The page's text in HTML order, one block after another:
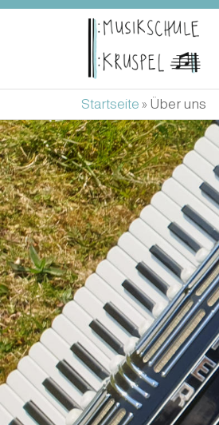
Startseite » Über uns